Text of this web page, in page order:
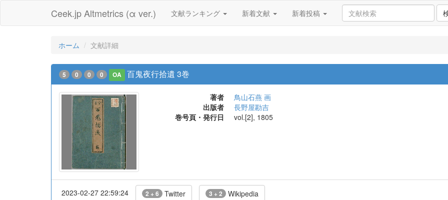
Ceek.jp Altmetrics (α ver.) 文献ランキング 新着文献 新着投稿
ホーム 文献詳細
5 0 0 0 OA 百鬼夜行拾遺 3巻
著者
鳥山石燕 画
出版者
長野屋勘吉
巻号頁・発行日
vol.[2], 1805
2023-02-27 22:59:24 2 + 6 Twitter 3 + 2 Wikipedia